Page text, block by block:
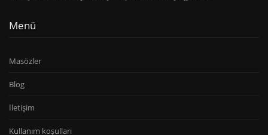
Menü
Masözler
Blog
İletişim
Kullanım koşulları